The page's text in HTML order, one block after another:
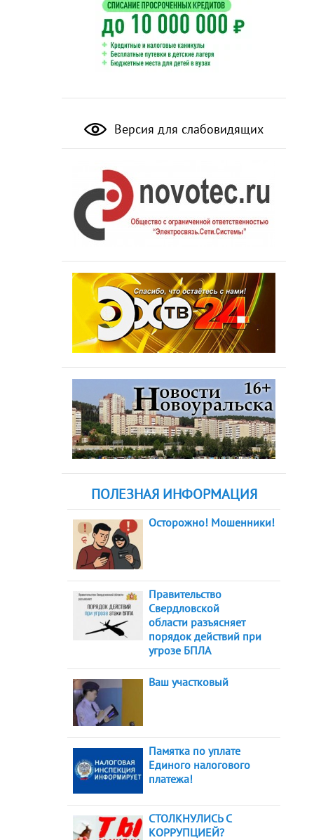
Версия для слабовидящих
ПОЛЕЗНАЯ ИНФОРМАЦИЯ
Осторожно! Мошенники!
Правительство
Свердловской
области разъясняет
порядок действий при
угрозе БПЛА
Ваш участковый
Памятка по уплате
Единого налогового
платежа!
СТОЛКНУЛИСЬ С
КОРРУПЦИЕЙ?